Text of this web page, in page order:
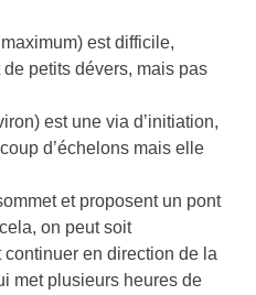
est difficile,
petits dévers, mais pas
est une via d’initiation,
d’échelons mais elle
et proposent un pont
on peut soit
en direction de la
met plusieurs heures de